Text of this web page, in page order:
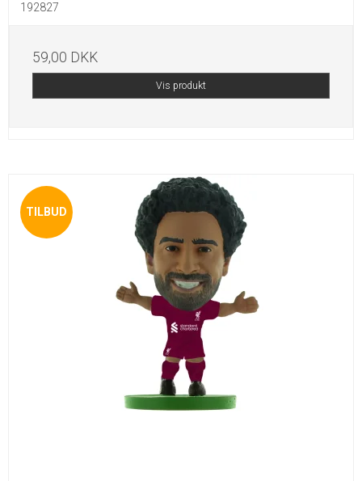
192827
59,00 DKK
Vis produkt
TILBUD